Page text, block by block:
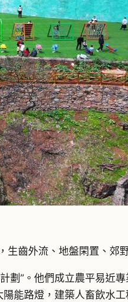
生齒外流、地盤閑置、郊
劃”。他們成立農平易近
能路燈，建築人畜飲水